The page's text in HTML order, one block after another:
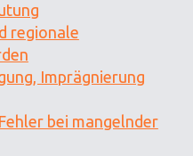
regionale
Imprägnierung
bei mangelnder